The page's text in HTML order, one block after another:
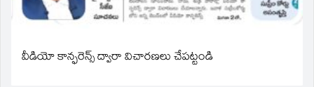
వీడియో కాన్ఫరెన్స్ ద్వారా విచారణలు చేపట్టండి